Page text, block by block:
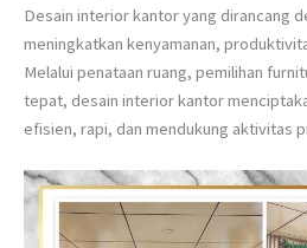
Desain interior kantor yang dirancang
meningkatkan kenyamanan,
Melalui penataan ruang, pemilihan
tepat, desain interior kantor
efisien, rapi, dan mendukung aktivitas